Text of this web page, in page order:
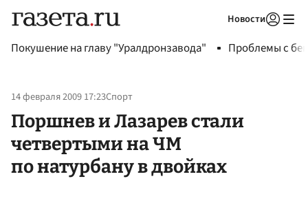
Новости
Покушение на главу "Уралдронзавода" Проблемы с
14 февраля 2009 17:23Спорт
Поршнев и Лазарев стали
четвертыми на ЧМ
по натурбану в двойках